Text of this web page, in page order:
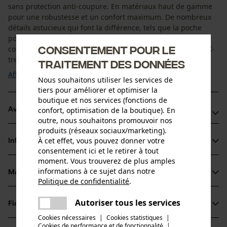
sans protection anti-coupure. En matériaux haut de gamme
pour une robustesse et un confort maximum. De nombreux
détails astucieux qui font la différence, tels que la poche
pour mètre ou encore le crochet à chaussures robuste,
complètent le pantalon de travail PSS. Sans compromis, le X-
treme Vectran Work répond aux exigences ...
Afficher plus
Avantages du produit
Pantalon de travail PSS très robuste
Grâce au tissu Vectran, se trouvant à l'avant des jambes, le
pantalon est très résistant à la déchirure, malgré un poids
minime
Très résistant à l'abrasion et particulièrement résistant aux
fluctuations de température
Informations sur le produit
Détails du produit
Type dactivité
Pêcher, Travailler, Randonnée, Camper, Chasser
Matériau & entretien
Matériau
Fiches techniques
Fiche de données de sécurité du produit (PDF)
Consentement pour le
traitement des données
Nous souhaitons utiliser les services de
tiers pour améliorer et optimiser la
boutique et nos services (fonctions de
confort, optimisation de la boutique). En
outre, nous souhaitons promouvoir nos
produits (réseaux sociaux/marketing).
À cet effet, vous pouvez donner votre
consentement ici et le retirer à tout
moment. Vous trouverez de plus amples
informations à ce sujet dans notre
Politique de confidentialité.
Autoriser tous les services
Cookies nécessaires | Cookies statistiques |
Une erreur s'est produite. Veuillez
essayer encore.
partager
partager